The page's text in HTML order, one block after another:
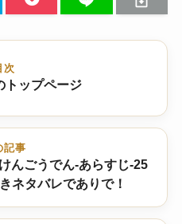
次
トップページ
記事
んごうでん-あらすじ-25
ネタバレでありで！